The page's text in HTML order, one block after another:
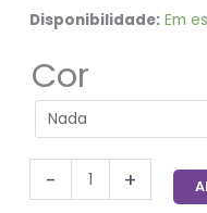
Disponibilidade: Em
Cor
- +